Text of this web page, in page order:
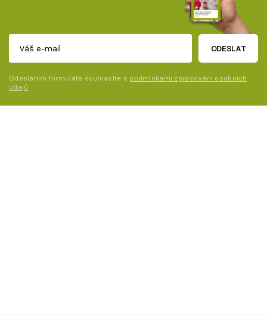
ODESLAT
Odesláním formuláře souhlasíte s podmínkami zpracování osobních
údajů